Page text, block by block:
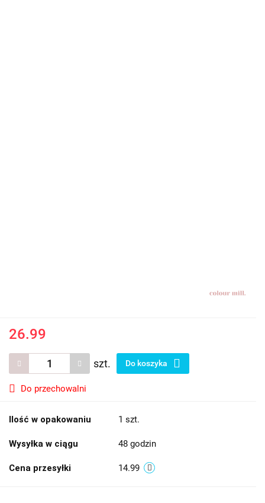
26.99
szt. Do koszyka
Do przechowalni
Ilość w opakowaniu 1 szt.
Wysyłka w ciągu 48 godzin
Cena przesyłki 14.99